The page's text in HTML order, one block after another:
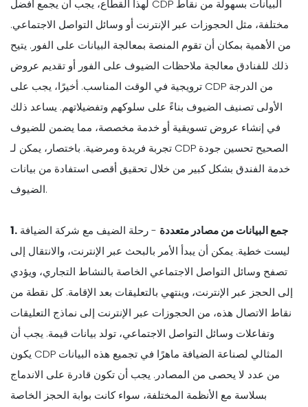
لهذا القطاع، يجب أن يجمع أفضل CDP البيانات بسهولة من نقاط
مختلفة، مثل الحجوزات عبر الإنترنت أو وسائل التواصل الاجتماعي.
من الأهمية بمكان أن تقوم المنصة بمعالجة البيانات على الفور. يتيح
ذلك للفنادق معالجة ملاحظات الضيوف على الفور أو تقديم عروض
ترويجية في الوقت المناسب. أخيرًا، يجب على CDP من الدرجة
الأولى تصنيف الضيوف بناءً على سلوكهم وتفضيلاتهم. يساعد ذلك
في إنشاء عروض تسويقية أو خدمة مخصصة، مما يضمن للضيوف
تجربة فريدة ومرضية. باختصار، يمكن لـ CDP الصحيح تحسين جودة
خدمة الفندق بشكل كبير من خلال تحقيق أقصى استفادة من بيانات
الضيوف.
1. جمع البيانات من مصادر متعددة - رحلة الضيف مع شركة الضيافة
ليست خطية. يمكن أن يبدأ الأمر بالبحث عبر الإنترنت، والانتقال إلى
تصفح وسائل التواصل الاجتماعي الخاصة بالنشاط التجاري، ويؤدي
إلى الحجز عبر الإنترنت، وينتهي بالتعليقات بعد الإقامة. كل نقطة من
نقاط الاتصال هذه، من الحجوزات عبر الإنترنت إلى نماذج التعليقات
وتفاعلات وسائل التواصل الاجتماعي، تولد بيانات قيمة. يجب أن
يكون CDP المثالي لصناعة الضيافة ماهرًا في تجميع هذه البيانات
من عدد لا يحصى من المصادر. يجب أن تكون قادرة على الاندماج
بسلاسة مع الأنظمة المختلفة، سواء كانت بوابة الحجز الخاصة